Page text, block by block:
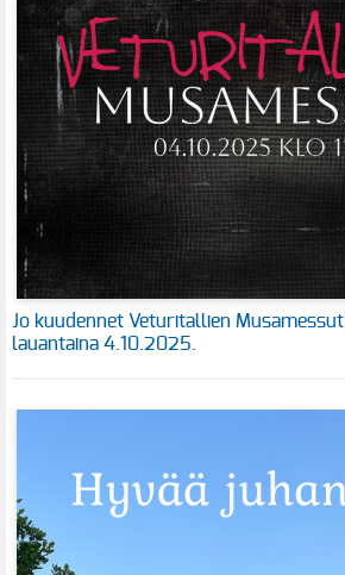
Jo kuudennet Veturitallien
lauantaina 4.10.2025.